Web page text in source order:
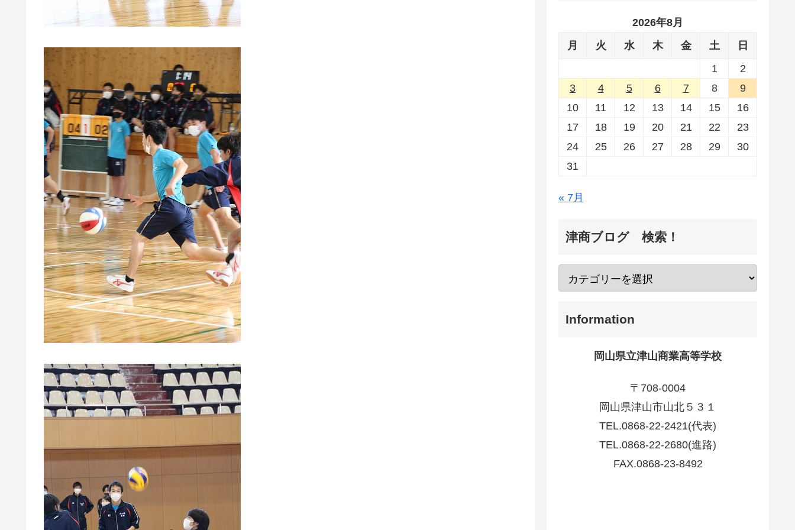
2026年8月
月
火 水 木 金 土
日
1
2
3
4 5 6 7 8
9
10
11 12 13 14 15
16
17
18 19 20 21 22
23
24
25 26 27 28 29
30
31
« 7月
津商ブログ 検索！
Information
岡山県立津山商業高等学校
〒708-0004
岡山県津山市山北５３１
TEL.0868-22-2421(代表)
TEL.0868-22-2680(進路)
FAX.0868-23-8492